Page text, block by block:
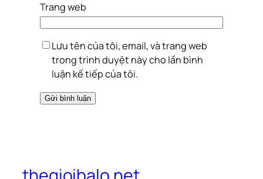
Trang web
Lưu tên của tôi, email, và trang web
trong trình duyệt này cho lần bình
luận kế tiếp của tôi.